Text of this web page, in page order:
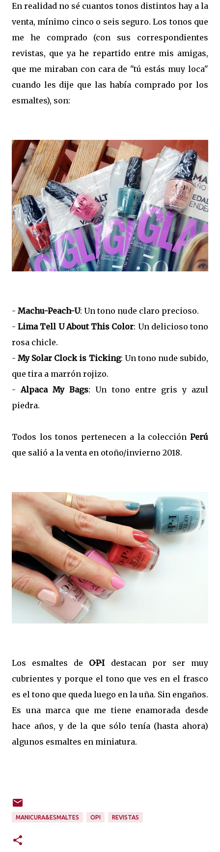
En realidad no sé cuantos tonos distintos hay a la
venta, mínimo cinco o seis seguro. Los tonos que
me he comprado (con sus correspondientes
revistas, que ya he repartido entre mis amigas,
que me miraban con cara de "tú estás muy loca"
cuando les dije que las había comprado por los
esmaltes), son:
- Machu-Peach-U: Un tono nude claro precioso.
-Lima Tell U About This Color: Un delicioso tono
rosa chicle.
-My Solar Clock is Ticking: Un tono nude subido,
que tira a marrón rojizo.
-Alpaca My Bags: Un tono entre gris y azul
piedra.
Todos los tonos pertenecen a la colección Perú
que salió a la venta en otoño/invierno 2018.
Los esmaltes de O·P·I destacan por ser muy
cubrientes y porque el tono que ves en el frasco
es el tono que queda luego en la uña. Sin engaños.
Es una marca que me tiene enamorada desde
hace años, y de la que sólo tenía (hasta ahora)
algunos esmaltes en miniatura.
MANICURA&ESMALTES OPI REVISTAS